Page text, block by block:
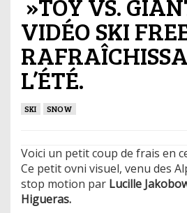
VIDÉO SKI
L’ÉTÉ.
SKI SNOW
Voici un petit coup de frais en
Ce petit ovni visuel, venu des
stop motion par Lucille
Higueras.